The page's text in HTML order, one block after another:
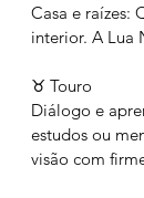
Casa e raízes:
interior. A Lua
♉ Touro
Diálogo e
estudos ou
visão com